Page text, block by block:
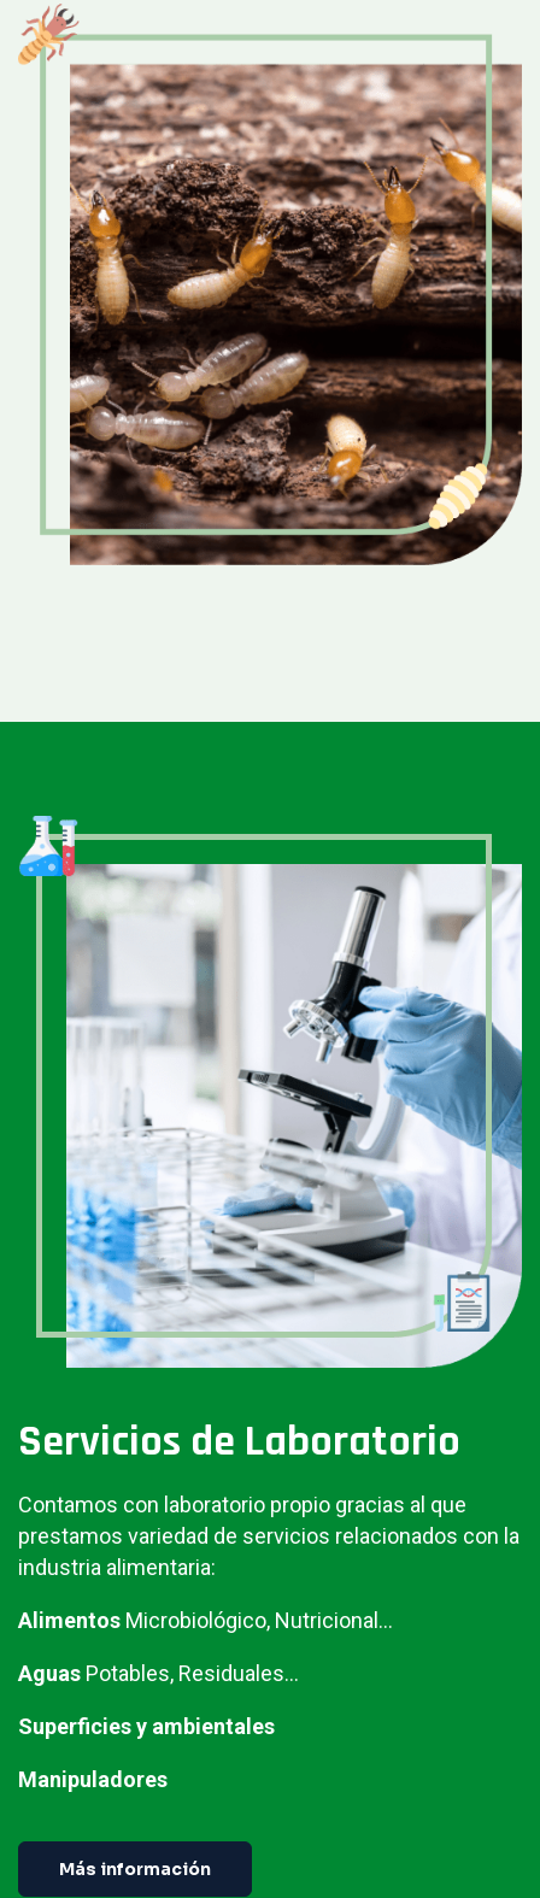
Servicios de Laboratorio
Contamos con laboratorio propio gracias al que
prestamos variedad de servicios relacionados con la
industria alimentaria:
Alimentos Microbiológico, Nutricional...
Aguas Potables, Residuales...
Superficies y ambientales
Manipuladores
Más información